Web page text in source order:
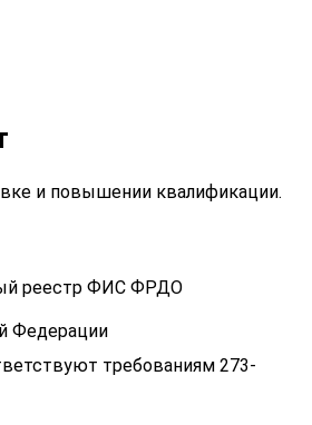
и повышении квалификации.
реестр ФИС ФРДО
Федерации
требованиям 273-